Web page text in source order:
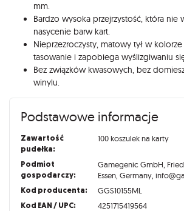
mm.
Bardzo wysoka przejrzystość, która nie
nasycenie barw kart.
Nieprzezroczysty, matowy tył w
tasowanie i zapobiega wyślizgiwaniu
Bez związków kwasowych, bez
winylu.
Podstawowe informacje
Zawartość
pudełka:
100 koszulek na karty
Podmiot
gospodarczy:
Gamegenic GmbH,
Essen, Germany,
Kod producenta: GGS10155ML
Kod EAN / UPC: 4251715419564